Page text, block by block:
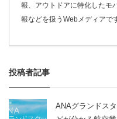
報、アウトドアに特化したモ
報などを扱うWebメディアで
投稿者記事
ANAグランドス